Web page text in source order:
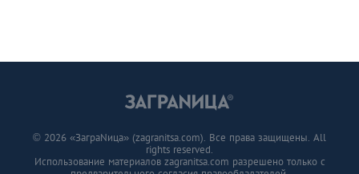
© 2026 «ЗаграNица» (zagranitsa.com). Все права защищены. All
rights reserved.
Использование материалов zagranitsa.com разрешено только с